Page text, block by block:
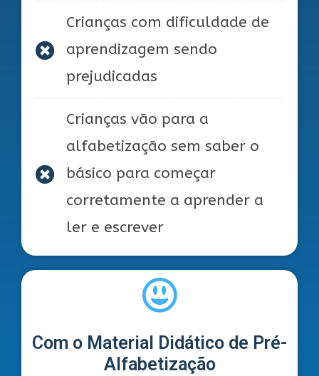
Crianças com dificuldade de
aprendizagem sendo
prejudicadas
Crianças vão para a
alfabetização sem saber o
básico para começar
corretamente a aprender a
ler e escrever
Com o Material Didático de Pré-
Alfabetização